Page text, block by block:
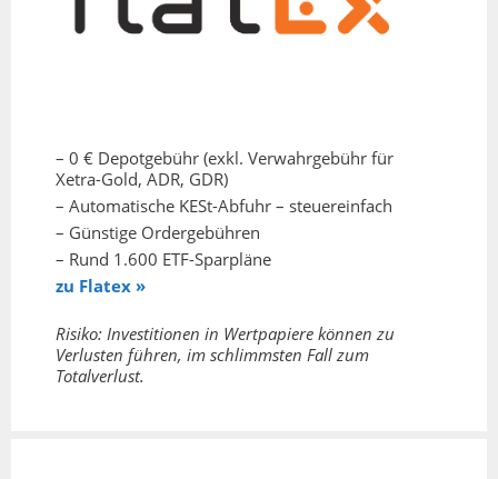
– 0 € Depotgebühr (exkl. Verwahrgebühr für
Xetra-Gold, ADR, GDR)
– Automatische KESt-Abfuhr – steuereinfach
– Günstige Ordergebühren
– Rund 1.600 ETF-Sparpläne
zu Flatex »
Risiko: Investitionen in Wertpapiere können zu
Verlusten führen, im schlimmsten Fall zum
Totalverlust.